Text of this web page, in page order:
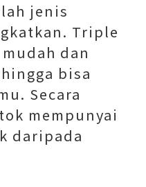
jenis
Triple
dan
bisa
Secara
mempunyai
daripada